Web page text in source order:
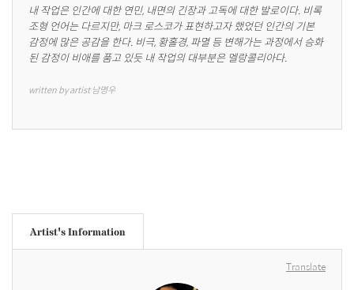
내 작업은 인간에 대한 연민, 내면의 긴장과 고독에 대한 발로이다. 비록
조형 언어는 다르지만, 마크 로스코가 표현하고자 했었던 인간의 기본
감정에 많은 공감을 한다. 비극, 황홀경, 파멸 등 변해가는 과정에서 승화
된 감정이 비애를 품고 있듯 내 작업의 대부분은 멜랑콜리아다.
written by artist 남명우
Artist's Information
Translate